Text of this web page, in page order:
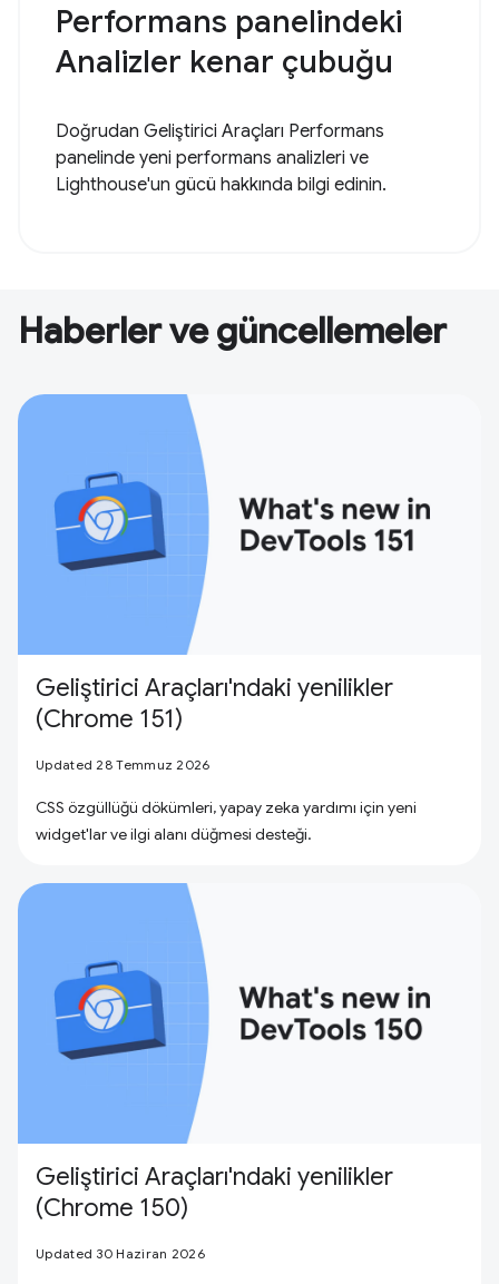
Performans panelindeki
Analizler kenar çubuğu
Doğrudan Geliştirici Araçları Performans
panelinde yeni performans analizleri ve
Lighthouse'un gücü hakkında bilgi edinin.
Haberler ve güncellemeler
Geliştirici Araçları'ndaki yenilikler
(Chrome 151)
Updated 28 Temmuz 2026
CSS özgüllüğü dökümleri, yapay zeka yardımı için yeni
widget'lar ve ilgi alanı düğmesi desteği.
Geliştirici Araçları'ndaki yenilikler
(Chrome 150)
Updated 30 Haziran 2026